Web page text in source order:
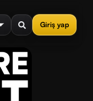
Giriş yap